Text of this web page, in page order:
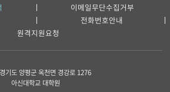
이메일무단수집거부
전화번호안내
원격지원요청
기도 양평군 옥천면 경강로 1276
아신대학교 대학원